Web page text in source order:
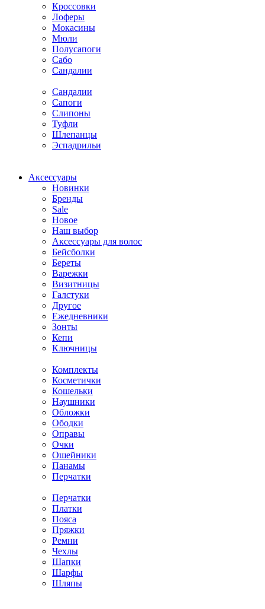
Кроссовки
Лоферы
Мокасины
Мюли
Полусапоги
Сабо
Сандалии
Сандалии
Сапоги
Слипоны
Туфли
Шлепанцы
Эспадрильи
Аксессуары
Новинки
Бренды
Sale
Новое
Наш выбор
Аксессуары для волос
Бейсболки
Береты
Варежки
Визитницы
Галстуки
Другое
Ежедневники
Зонты
Кепи
Ключницы
Комплекты
Косметички
Кошельки
Наушники
Обложки
Ободки
Оправы
Очки
Ошейники
Панамы
Перчатки
Перчатки
Платки
Пояса
Пряжки
Ремни
Чехлы
Шапки
Шарфы
Шляпы